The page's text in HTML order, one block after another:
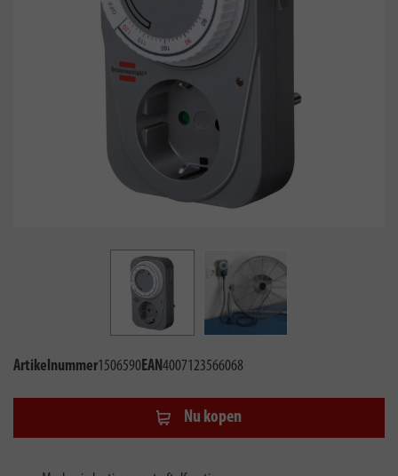
Artikelnummer1506590EAN4007123566068
Nu kopen